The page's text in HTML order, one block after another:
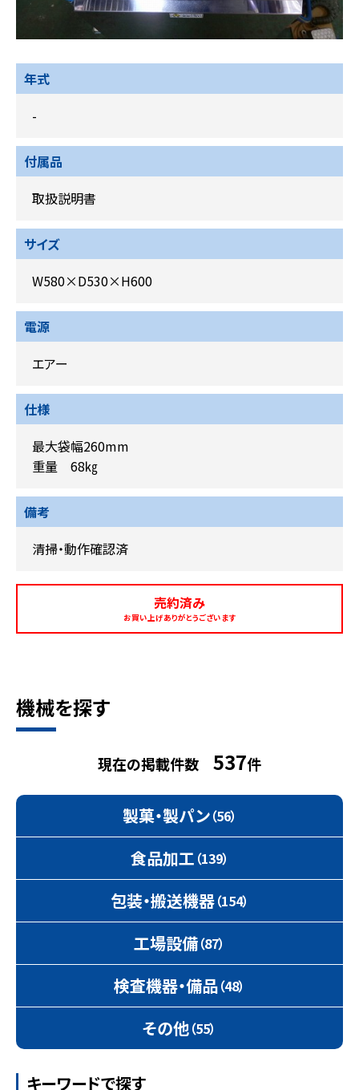
年式
-
付属品
取扱説明書
サイズ
W580×D530×H600
電源
エアー
仕様
最大袋幅260mm
重量 68㎏
備考
清掃・動作確認済
売約済み
お買い上げありがとうございます
機械を探す
現在の掲載件数 537件
製菓・製パン（56）
食品加工 （139）
包装・搬送機器（154）
工場設備（87）
検査機器・備品（48）
その他（55）
キーワードで探す